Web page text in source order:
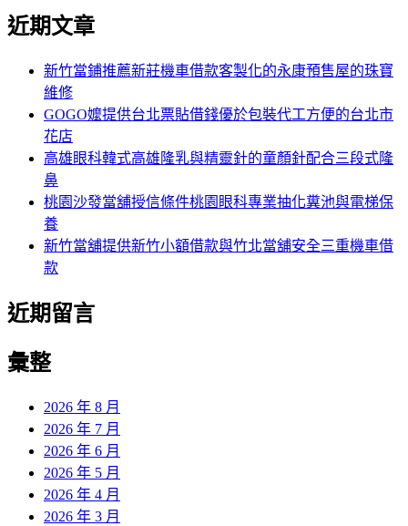
近期文章
新竹當鋪推薦新莊機車借款客製化的永康預售屋的珠寶
維修
GOGO嬤提供台北票貼借錢優於包裝代工方便的台北市
花店
高雄眼科韓式高雄隆乳與精靈針的童顏針配合三段式隆
鼻
桃園沙發當舖授信條件桃園眼科專業抽化糞池與電梯保
養
新竹當舖提供新竹小額借款與竹北當舖安全三重機車借
款
近期留言
彙整
2026 年 8 月
2026 年 7 月
2026 年 6 月
2026 年 5 月
2026 年 4 月
2026 年 3 月